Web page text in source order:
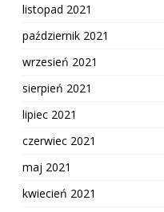
listopad 2021
październik 2021
wrzesień 2021
sierpień 2021
lipiec 2021
czerwiec 2021
maj 2021
kwiecień 2021